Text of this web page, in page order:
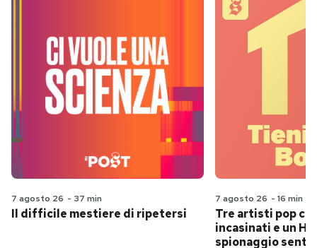
7 agosto 26 - 37 min
Il difficile mestiere di ripetersi
7 agosto 26 - 16 min
Tre artisti pop
incasinati e un
spionaggio